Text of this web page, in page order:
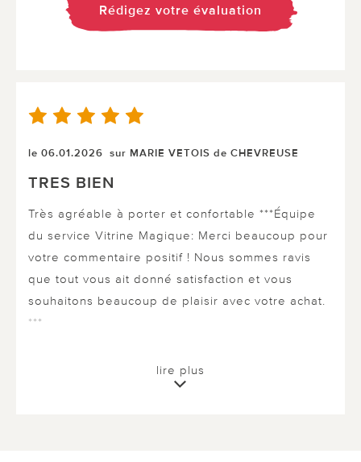
Rédigez votre évaluation
le 06.01.2026 sur MARIE VETOIS de CHEVREUSE
TRES BIEN
Très agréable à porter et confortable ***Équipe
du service Vitrine Magique: Merci beaucoup pour
votre commentaire positif ! Nous sommes ravis
que tout vous ait donné satisfaction et vous
souhaitons beaucoup de plaisir avec votre achat.
***
0 sur 0 ont trouvé cette évaluation utile.
lire plus